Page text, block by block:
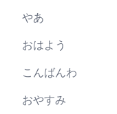
やあ
おはよう
こんばんわ
おやすみ